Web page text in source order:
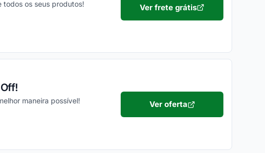
todos os seus produtos! Ver frete grátis
maneira possível! Ver oferta